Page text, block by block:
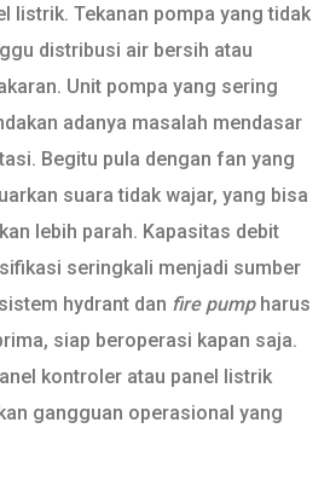
listrik. Tekanan pompa yang tidak
distribusi air bersih atau
Unit pompa yang sering
adanya masalah mendasar
Begitu pula dengan fan yang
suara tidak wajar, yang bisa
lebih parah. Kapasitas debit
seringkali menjadi sumber
hydrant dan fire pumpharus
siap beroperasi kapan saja.
kontroler atau panel listrik
gangguan operasional yang